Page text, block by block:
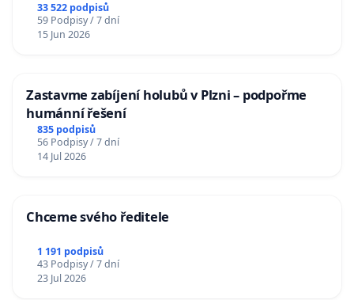
33 522 podpisů
59 Podpisy / 7 dní
15 Jun 2026
Zastavme zabíjení holubů v Plzni – podpořme
humánní řešení
835 podpisů
56 Podpisy / 7 dní
14 Jul 2026
Chceme svého ředitele
1 191 podpisů
43 Podpisy / 7 dní
23 Jul 2026